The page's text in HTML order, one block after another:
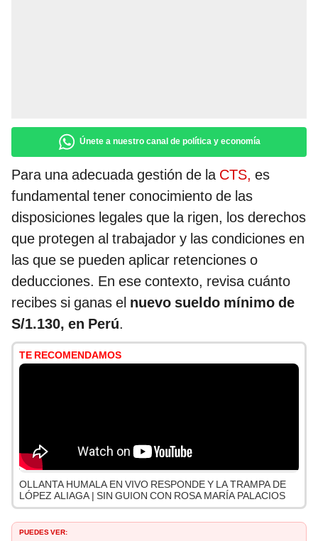
Únete a nuestro canal de política y economía
Para una adecuada gestión de la CTS, es
fundamental tener conocimiento de las
disposiciones legales que la rigen, los derechos
que protegen al trabajador y las condiciones en
las que se pueden aplicar retenciones o
deducciones. En ese contexto, revisa cuánto
recibes si ganas el nuevo sueldo mínimo de
S/1.130, en Perú.
TE RECOMENDAMOS
OLLANTA HUMALA EN VIVO RESPONDE Y LA TRAMPA DE
LÓPEZ ALIAGA | SIN GUION CON ROSA MARÍA PALACIOS
PUEDES VER: